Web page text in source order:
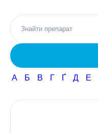
Неврологія
Фармаконагляд
Кар'єра
А Б В Г Ґ Д Е